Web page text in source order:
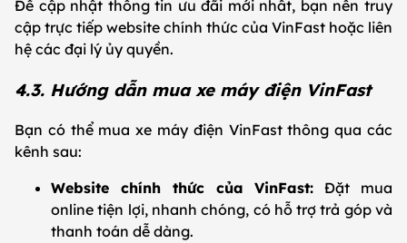
Để cập nhật thông tin ưu đãi mới nhất, bạn nên truy
cập trực tiếp website chính thức của VinFast hoặc liên
hệ các đại lý ủy quyền.
4.3. Hướng dẫn mua xe máy điện VinFast
Bạn có thể mua xe máy điện VinFast thông qua các
kênh sau:
Website chính thức của VinFast: Đặt mua
online tiện lợi, nhanh chóng, có hỗ trợ trả góp và
thanh toán dễ dàng.